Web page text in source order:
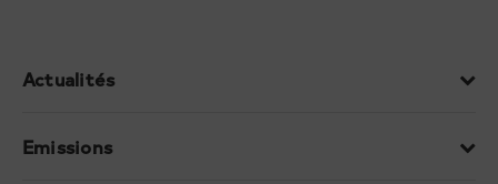
Actualités
Emissions